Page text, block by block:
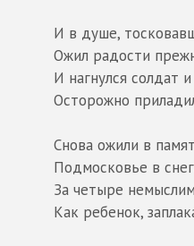
И в душе,
Ожил радости
И нагнулся солдат
Осторожно
Снова ожили в
Подмосковье в
За четыре
Как ребенок,